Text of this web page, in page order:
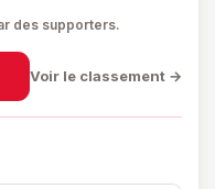
des supporters.
Voir le classement →